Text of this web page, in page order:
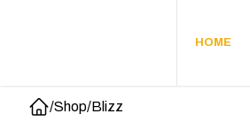
HOME
/Shop/Blizz